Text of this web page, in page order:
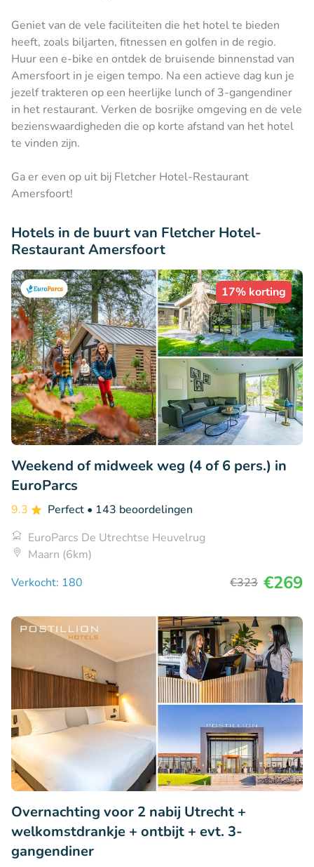
Geniet van de vele faciliteiten die het hotel te bieden
heeft, zoals biljarten, fitnessen en golfen in de regio.
Huur een e-bike en ontdek de bruisende binnenstad van
Amersfoort in je eigen tempo. Na een actieve dag kun je
jezelf trakteren op een heerlijke lunch of 3-gangendiner
in het restaurant. Verken de bosrijke omgeving en de vele
bezienswaardigheden die op korte afstand van het hotel
te vinden zijn.
Ga er even op uit bij Fletcher Hotel-Restaurant
Amersfoort!
Hotels in de buurt van Fletcher Hotel-
Restaurant Amersfoort
17% korting
Weekend of midweek weg (4 of 6 pers.) in
EuroParcs
9.3 Perfect • 143 beoordelingen
EuroParcs De Utrechtse Heuvelrug
Maarn (6km)
Verkocht: 180
€323 €269
Overnachting voor 2 nabij Utrecht +
welkomstdrankje + ontbijt + evt. 3-
gangendiner